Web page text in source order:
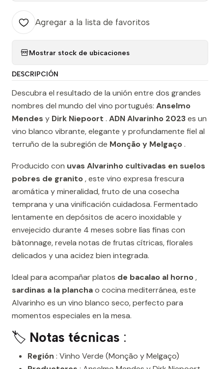
Agregar a la lista de favoritos
Mostrar stock de ubicaciones
DESCRIPCIÓN
Descubra el resultado de la unión entre dos grandes
nombres del mundo del vino portugués: Anselmo
Mendes y Dirk Niepoort . ADN Alvarinho 2023es un
vino blanco vibrante, elegante y profundamente fiel al
terruño de la subregión de Monção y Melgaço.
Producido con uvas Alvarinho cultivadas en suelos
pobres de granito, este vino expresa frescura
aromática y mineralidad, fruto de una cosecha
temprana y una vinificación cuidadosa. Fermentado
lentamente en depósitos de acero inoxidable y
envejecido durante 4 meses sobre lías finas con
bâtonnage, revela notas de frutas cítricas, florales
delicados y una acidez bien integrada.
Ideal para acompañar platos de bacalao al horno,
sardinas a la planchao cocina mediterránea, este
Alvarinho es un vino blanco seco, perfecto para
momentos especiales en la mesa.
🏷️ Notas técnicas :
Región : Vinho Verde (Monção y Melgaço)